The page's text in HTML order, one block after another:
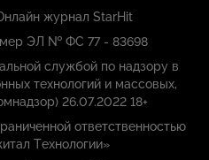
журнал StarHit
ЭЛ № ФС 77 - 83698
службой по надзору в
технологий и массовых,
26.07.2022 18+
ответственностью
Технологии»